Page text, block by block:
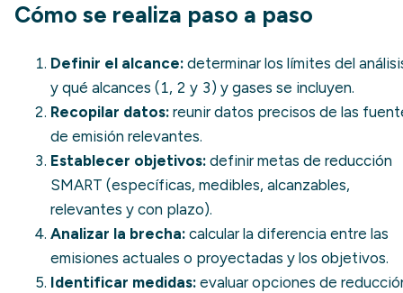
Cómo se realiza paso a paso
Definir el alcance: determinar los límites del
y qué alcances (1, 2 y 3) y gases se incluyen.
Recopilar datos: reunir datos precisos de las
de emisión relevantes.
Establecer objetivos: definir metas de reducción
SMART (específicas, medibles, alcanzables,
relevantes y con plazo).
Analizar la brecha: calcular la diferencia entre las
emisiones actuales o proyectadas y los objetivos.
Identificar medidas: evaluar opciones de